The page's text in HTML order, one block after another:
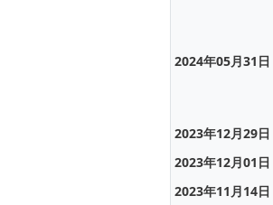
2024年05月31日
2023年12月29日
2023年12月01日
2023年11月14日